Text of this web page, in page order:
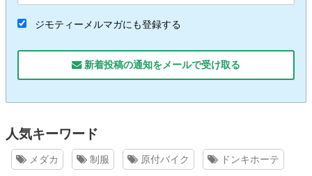
ジモティーメルマガにも登録する
新着投稿の通知をメールで受け取る
人気キーワード
メダカ 制服 原付バイク ドンキホーテ